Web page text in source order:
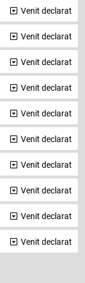
Venit declarat
Venit declarat
Venit declarat
Venit declarat
Venit declarat
Venit declarat
Venit declarat
Venit declarat
Venit declarat
Venit declarat